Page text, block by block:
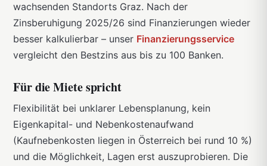
wachsenden Standorts Graz. Nach der
Zinsberuhigung 2025/26 sind Finanzierungen wieder
besser kalkulierbar – unser Finanzierungsservice
vergleicht den Bestzins aus bis zu 100 Banken.
Für die Miete spricht
Flexibilität bei unklarer Lebensplanung, kein
Eigenkapital- und Nebenkostenaufwand
(Kaufnebenkosten liegen in Österreich bei rund 10 %)
und die Möglichkeit, Lagen erst auszuprobieren. Die